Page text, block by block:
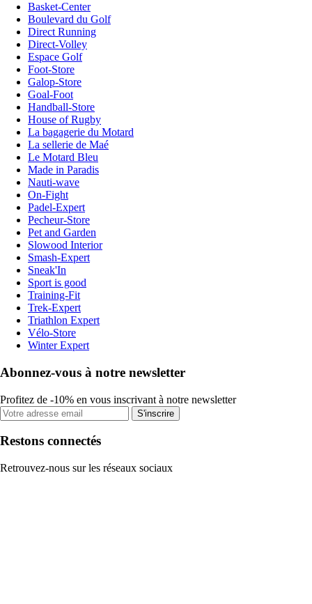
Basket-Center
Boulevard du Golf
Direct Running
Direct-Volley
Espace Golf
Foot-Store
Galop-Store
Goal-Foot
Handball-Store
House of Rugby
La bagagerie du Motard
La sellerie de Maé
Le Motard Bleu
Made in Paradis
Nauti-wave
On-Fight
Padel-Expert
Pecheur-Store
Pet and Garden
Slowood Interior
Smash-Expert
Sneak'In
Sport is good
Training-Fit
Trek-Expert
Triathlon Expert
Vélo-Store
Winter Expert
Abonnez-vous à notre newsletter
Profitez de -10% en vous inscrivant à notre newsletter
S'inscrire
Restons connectés
Retrouvez-nous sur les réseaux sociaux